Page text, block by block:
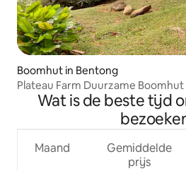
Boomhut in Bentong
Plateau Farm Duurzame
Wat is de beste tijd
Maand
Gemiddelde
prijs